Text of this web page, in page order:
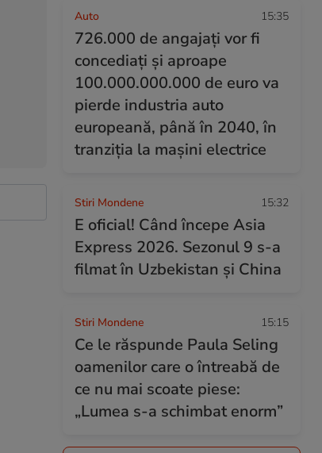
Auto 15:35
726.000 de angajaţi vor fi
concediați şi aproape
100.000.000.000 de euro va
pierde industria auto
europeană, până în 2040, în
tranziţia la maşini electrice
Stiri Mondene 15:32
E oficial! Când începe Asia
Express 2026. Sezonul 9 s-a
filmat în Uzbekistan și China
Stiri Mondene 15:15
Ce le răspunde Paula Seling
oamenilor care o întreabă de
ce nu mai scoate piese:
„Lumea s-a schimbat enorm”